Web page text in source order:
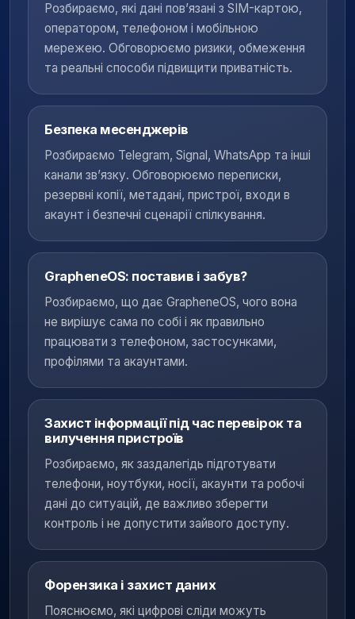
Розбираємо, які дані пов’язані з SIM-картою,
оператором, телефоном і мобільною
мережею. Обговорюємо ризики, обмеження
та реальні способи підвищити приватність.
Безпека месенджерів
Розбираємо Telegram, Signal, WhatsApp та інші
канали зв’язку. Обговорюємо переписки,
резервні копії, метадані, пристрої, входи в
акаунт і безпечні сценарії спілкування.
GrapheneOS: поставив і забув?
Розбираємо, що дає GrapheneOS, чого вона
не вирішує сама по собі і як правильно
працювати з телефоном, застосунками,
профілями та акаунтами.
Захист інформації під час перевірок та
вилучення пристроїв
Розбираємо, як заздалегідь підготувати
телефони, ноутбуки, носії, акаунти та робочі
дані до ситуацій, де важливо зберегти
контроль і не допустити зайвого доступу.
Форензика і захист даних
Пояснюємо, які цифрові сліди можуть